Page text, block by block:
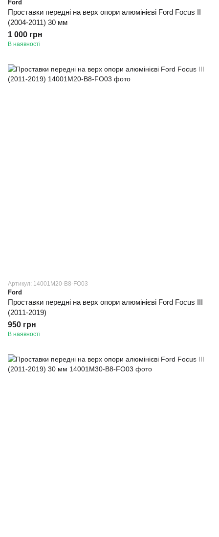
Ford
Проставки передні на верх опори алюмінієві Ford Focus II
(2004-2011) 30 мм
1 000 грн
В наявності
Артикул: 14001M20-B8-FO03
Ford
Проставки передні на верх опори алюмінієві Ford Focus III
(2011-2019)
950 грн
В наявності